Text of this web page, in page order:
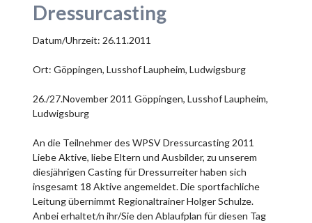
Dressurcasting
Datum/Uhrzeit: 26.11.2011
Ort: Göppingen, Lusshof Laupheim, Ludwigsburg
26./27.November 2011 Göppingen, Lusshof Laupheim,
Ludwigsburg
An die Teilnehmer des WPSV Dressurcasting 2011
Liebe Aktive, liebe Eltern und Ausbilder, zu unserem
diesjährigen Casting für Dressurreiter haben sich
insgesamt 18 Aktive angemeldet. Die sportfachliche
Leitung übernimmt Regionaltrainer Holger Schulze.
Anbei erhaltet/n ihr/Sie den Ablaufplan für diesen Tag